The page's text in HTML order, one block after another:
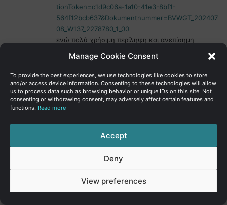
Manage Cookie Consent
To provide the best experiences, we use technologies like cookies to store
and/or access device information. Consenting to these technologies will allow
us to process data such as browsing behavior or unique IDs on this site. Not
consenting or withdrawing consent, may adversely affect certain features and
functions. Read more
Accept
Deny
View preferences
tionToken=c1d9c06a-1a10-41e3-8bf1-
564f12bcb637&Dokumentnummer=BVWGT_202407
08_W137_2278780_1_00
ενώ πολύ χρήσιμη περίληψη και ανεπίσημη
μετάφραση της εν λόγω Απόφασης από τη
Γερμανική στην Αγγλική γλώσσα είναι προσβάσιμη
στην ιστοσελίδα με τίτλο GDPRhub με ηλεκτρονική
διεύθυνσηhttps://gdprhub.eu/index.php?
title=BVwG_-_W137_2278780-1&mtc=today.
14.6 Ως προς γενικότερα το θέμα της εφαρμογής
αναγκαιότητας πρόσβασης οποιουδήποτε
ίδιες τις Εποπτευόμενες Οντότητες, παραπομπή
η οποία, αν και αφορούσε, ως πρώτους
αναφερόμενους, τους Κύπριους Ευρωβουλευτές,